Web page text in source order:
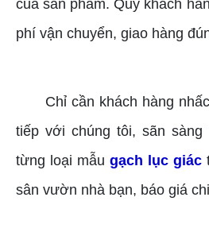
của sản phẩm. Quý khách
phí vận chuyển, giao hàng
Chỉ cần khách hàng
tiếp với chúng tôi, sãn
từng loại mẫu gạch lục giác
sân vườn nhà bạn, báo giá